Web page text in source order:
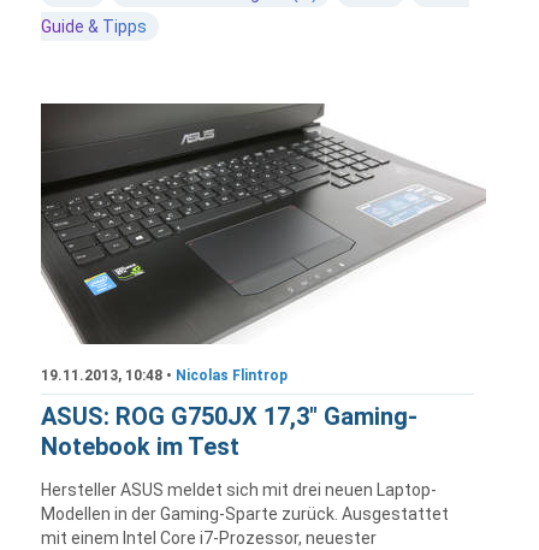
Guide & Tipps
19.11.2013, 10:48 • Nicolas Flintrop
ASUS: ROG G750JX 17,3" Gaming-
Notebook im Test
Hersteller ASUS meldet sich mit drei neuen Laptop-
Modellen in der Gaming-Sparte zurück. Ausgestattet
mit einem Intel Core i7-Prozessor, neuester